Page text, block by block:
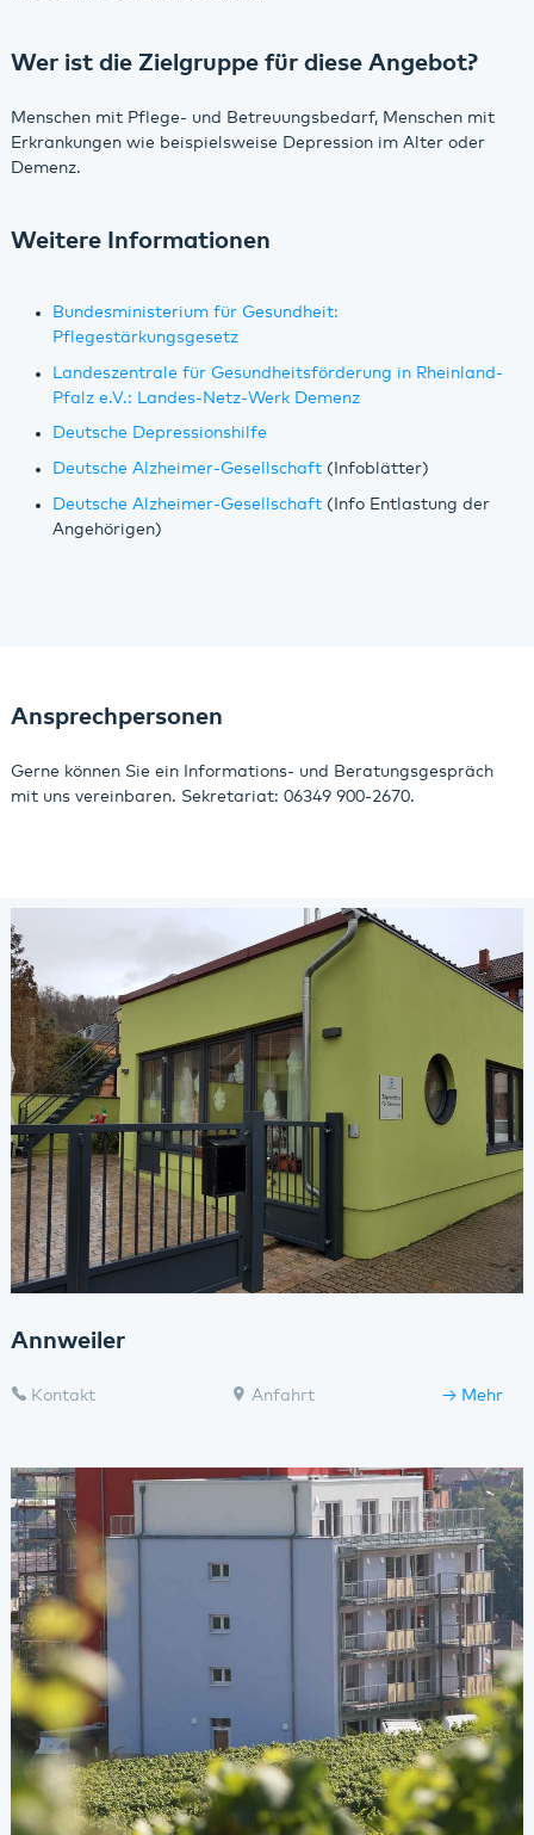
Wer ist die Zielgruppe für diese Angebot?
Menschen mit Pflege- und Betreuungsbedarf, Menschen mit
Erkrankungen wie beispielsweise Depression im Alter oder
Demenz.
Weitere Informationen
Bundesministerium für Gesundheit:
Pflegestärkungsgesetz
Landeszentrale für Gesundheitsförderung in Rheinland-
Pfalz e.V.: Landes-Netz-Werk Demenz
Deutsche Depressionshilfe
Deutsche Alzheimer-Gesellschaft(Infoblätter)
Deutsche Alzheimer-Gesellschaft(Info Entlastung der
Angehörigen)
Ansprechpersonen
Gerne können Sie ein Informations- und Beratungsgespräch
mit uns vereinbaren. Sekretariat: 06349 900-2670.
Annweiler
Kontakt Anfahrt Mehr